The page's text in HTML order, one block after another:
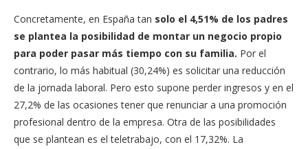
Concretamente, en España tan solo el 4,51% de los padres
se plantea la posibilidad de montar un negocio propio
para poder pasar más tiempo con su familia. Por el
contrario, lo más habitual (30,24%) es solicitar una reducción
de la jornada laboral. Pero esto supone perder ingresos y en el
27,2% de las ocasiones tener que renunciar a una promoción
profesional dentro de la empresa. Otra de las posibilidades
que se plantean es el teletrabajo, con el 17,32%. La